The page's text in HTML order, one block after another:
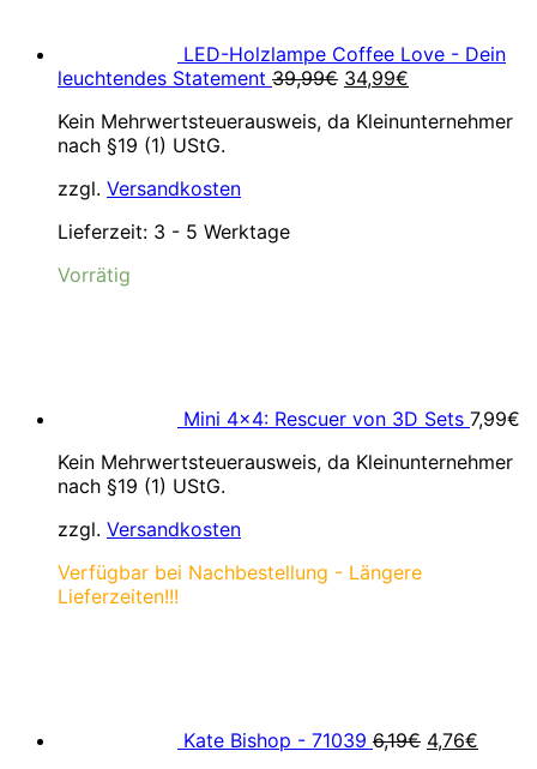
LED-Holzlampe Coffee Love - Dein
leuchtendes Statement 39,99€ Ursprünglicher
war:
34,99€
ist:
Kein Mehrwertsteuerausweis, da Kleinunternehmer
nach §19 (1) UStG.
zzgl. Versandkosten
Lieferzeit: 3 - 5 Werktage
Vorrätig
Mini 4×4: Rescuer von 3D Sets 7,99€
Kein Mehrwertsteuerausweis, da Kleinunternehmer
nach §19 (1) UStG.
zzgl. Versandkosten
Verfügbar bei Nachbestellung - Längere
Lieferzeiten!!!
Kate Bishop - 71039 6,19€ 4,76€